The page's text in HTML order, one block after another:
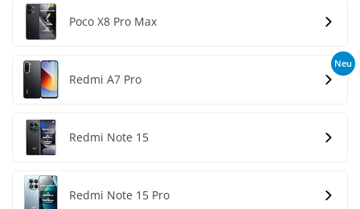
Poco X8 Pro Max
Neu
Redmi A7 Pro
Redmi Note 15
Redmi Note 15 Pro